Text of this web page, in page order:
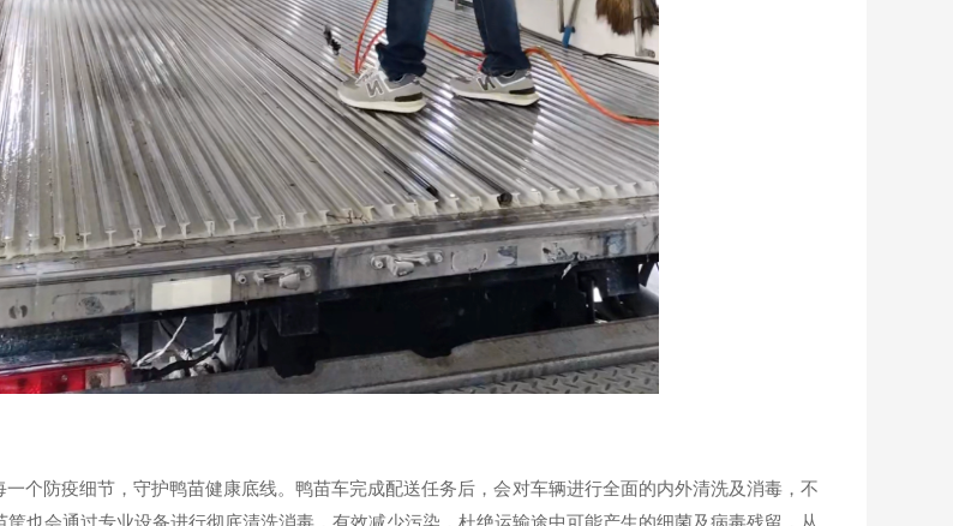
防疫细节，守护鸭苗健康底线。鸭苗车完成配送任务后，会对车辆进行全面的内外清洗及消毒，不
也会通过专业设备进行彻底清洗消毒，有效减少污染，杜绝运输途中可能产生的细菌及病毒残留，从